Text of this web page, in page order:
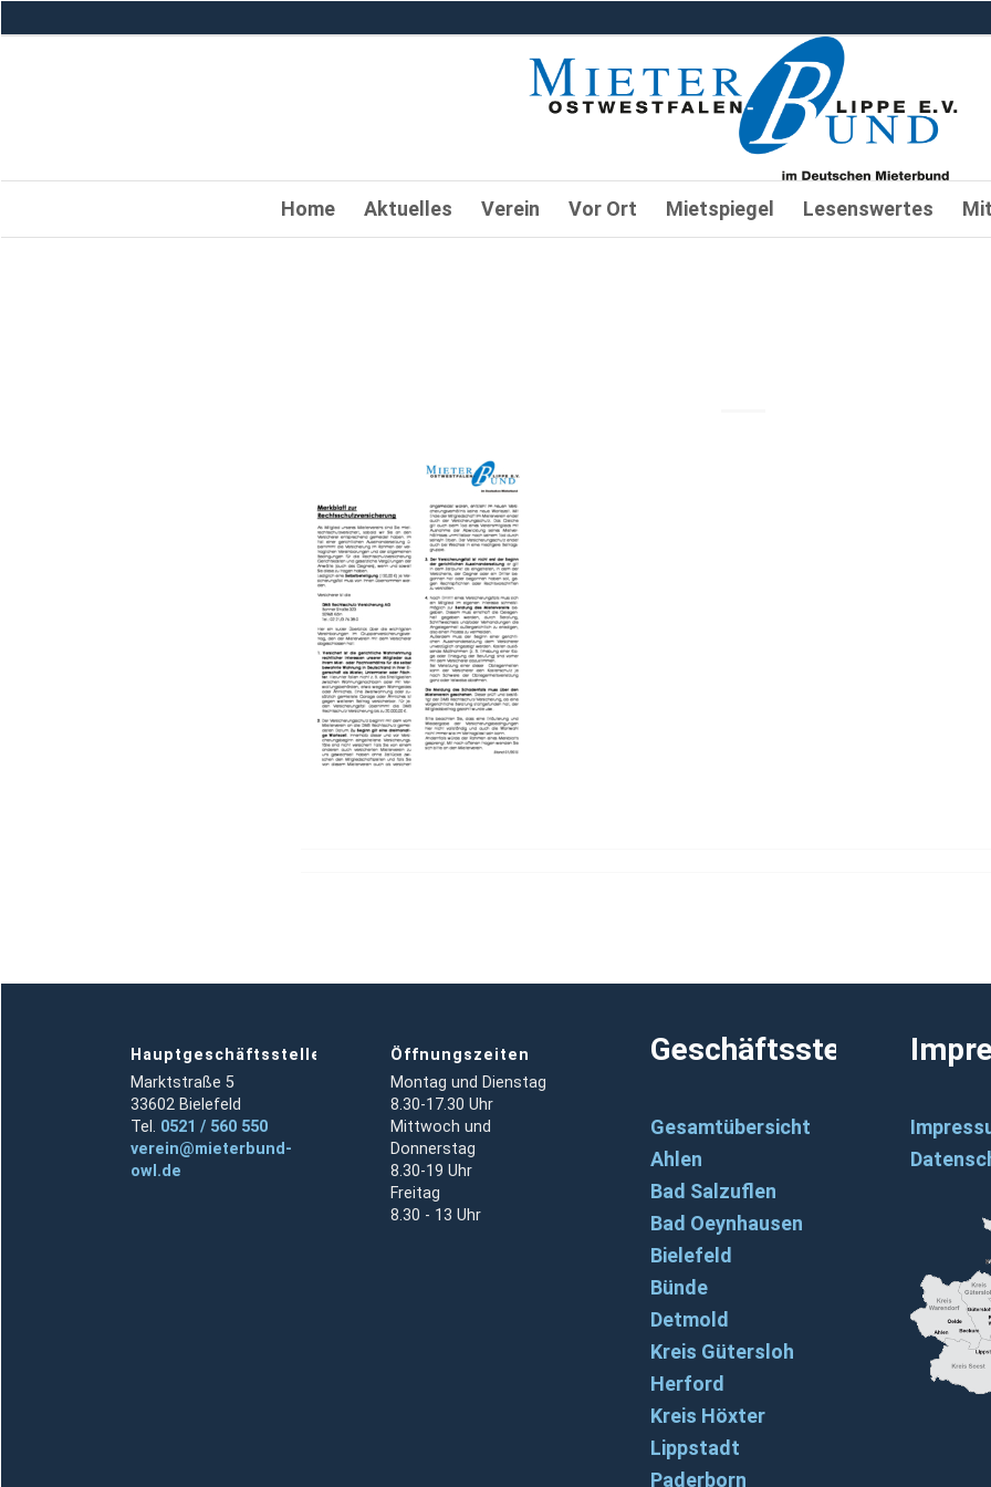
Home Aktuelles Verein Vor Ort Mietspiegel Lesenswertes
Hauptgeschäftsstelle
Marktstraße 5
33602 Bielefeld
Tel. 0521 / 560 550
verein@mieterbund-
owl.de
Öffnungszeiten
Montag und Dienstag
8.30-17.30 Uhr
Mittwoch und
Donnerstag
8.30-19 Uhr
Freitag
8.30 - 13 Uhr
Geschäftsstellen
Gesamtübersicht
Ahlen
Bad Salzuflen
Bad Oeynhausen
Bielefeld
Bünde
Detmold
Kreis Gütersloh
Herford
Kreis Höxter
Lippstadt
Paderborn